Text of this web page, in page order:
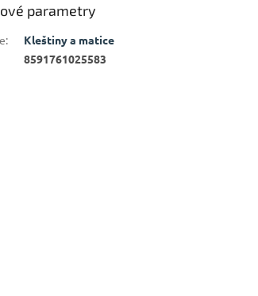
parametry
:
Kleštiny a matice
8591761025583